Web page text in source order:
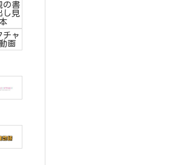
の書
し見
チャ
画